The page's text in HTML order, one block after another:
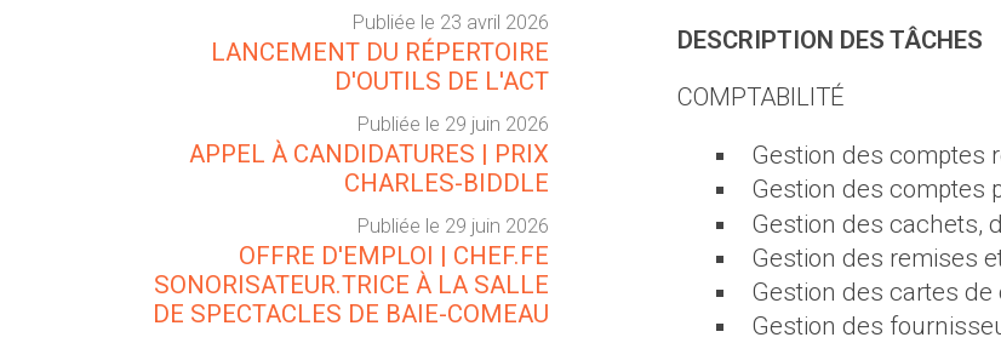
DESCRIPTION DES TÂCHES
COMPTABILITÉ
Gestion des comptes
Gestion des comptes
Gestion des cachets,
Gestion des remises
Gestion des cartes de
Gestion des
Publiée le 23 avril 2026
LANCEMENT DU RÉPERTOIRE
D'OUTILS DE L'ACT
Publiée le 29 juin 2026
APPEL À CANDIDATURES | PRIX
CHARLES-BIDDLE
Publiée le 29 juin 2026
OFFRE D'EMPLOI | CHEF.FE
SONORISATEUR.TRICE À LA SALLE
DE SPECTACLES DE BAIE-COMEAU